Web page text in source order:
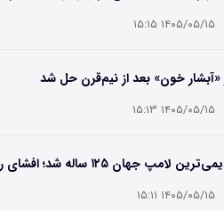
۱۴۰۵/۰۵/۱۵ ۱۵:۱۵
«آبشار خون» بعد از نیم‌قرن حل شد
۱۴۰۵/۰۵/۱۵ ۱۵:۱۳
قدیمی‌ترین لامپ جهان ۱۲۵ ساله
لامپ سنتنیال
۱۴۰۵/۰۵/۱۵ ۱۵:۱۱